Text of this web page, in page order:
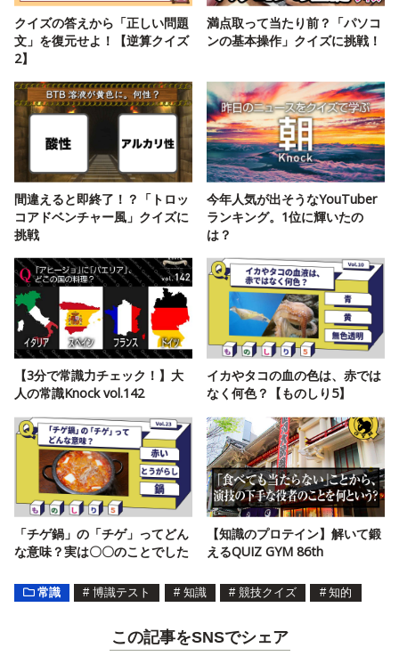
クイズの答えから「正しい問題
文」を復元せよ！【逆算クイズ
2】
満点取って当たり前？「パソコ
ンの基本操作」クイズに挑戦！
間違えると即終了！？「トロッ
コアドベンチャー風」クイズに
挑戦
今年人気が出そうなYouTuber
ランキング。1位に輝いたの
は？
【3分で常識力チェック！】大
人の常識Knock vol.142
イカやタコの血の色は、赤では
なく何色？【ものしり5】
「チゲ鍋」の「チゲ」ってどん
な意味？実は〇〇のことでした
【知識のプロテイン】解いて鍛
えるQUIZ GYM 86th
常識 # 博識テスト # 知識 # 競技クイズ # 知的
この記事をSNSでシェア